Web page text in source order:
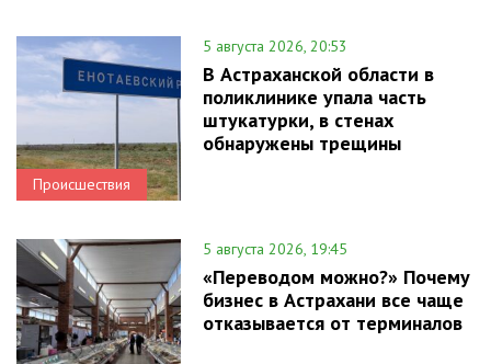
Происшествия
5 августа 2026, 20:53
В Астраханской области в
поликлинике упала часть
штукатурки, в стенах
обнаружены трещины
5 августа 2026, 19:45
«Переводом можно?» Почему
бизнес в Астрахани все чаще
отказывается от терминалов